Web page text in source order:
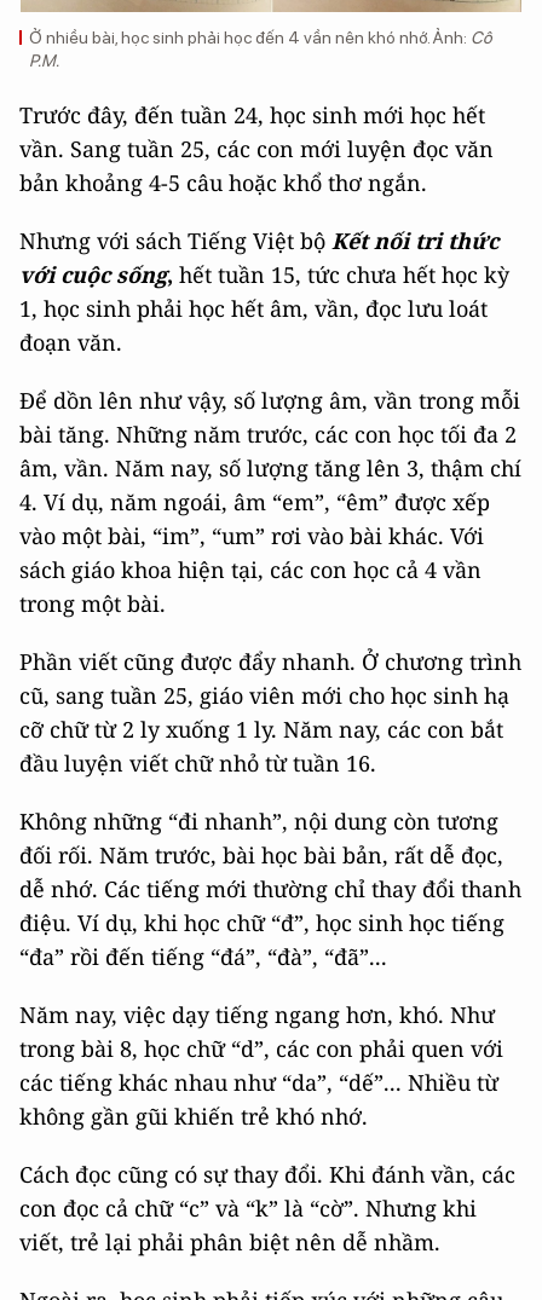
Ở nhiều bài, học sinh phải học đến 4 vần nên khó nhớ. Ảnh: Cô
P.M.
Trước đây, đến tuần 24, học sinh mới học hết
vần. Sang tuần 25, các con mới luyện đọc văn
bản khoảng 4-5 câu hoặc khổ thơ ngắn.
Nhưng với sách Tiếng Việt bộ Kết nối tri thức
với cuộc sống, hết tuần 15, tức chưa hết học kỳ
1, học sinh phải học hết âm, vần, đọc lưu loát
đoạn văn.
Để dồn lên như vậy, số lượng âm, vần trong mỗi
bài tăng. Những năm trước, các con học tối đa 2
âm, vần. Năm nay, số lượng tăng lên 3, thậm chí
4. Ví dụ, năm ngoái, âm “em”, “êm” được xếp
vào một bài, “im”, “um” rơi vào bài khác. Với
sách giáo khoa hiện tại, các con học cả 4 vần
trong một bài.
Phần viết cũng được đẩy nhanh. Ở chương trình
cũ, sang tuần 25, giáo viên mới cho học sinh hạ
cỡ chữ từ 2 ly xuống 1 ly. Năm nay, các con bắt
đầu luyện viết chữ nhỏ từ tuần 16.
Không những “đi nhanh”, nội dung còn tương
đối rối. Năm trước, bài học bài bản, rất dễ đọc,
dễ nhớ. Các tiếng mới thường chỉ thay đổi thanh
điệu. Ví dụ, khi học chữ “đ”, học sinh học tiếng
“đa” rồi đến tiếng “đá”, “đà”, “đã”...
Năm nay, việc dạy tiếng ngang hơn, khó. Như
trong bài 8, học chữ “d”, các con phải quen với
các tiếng khác nhau như “da”, “dế”... Nhiều từ
không gần gũi khiến trẻ khó nhớ.
Cách đọc cũng có sự thay đổi. Khi đánh vần, các
con đọc cả chữ “c” và “k” là “cờ”. Nhưng khi
viết, trẻ lại phải phân biệt nên dễ nhầm.